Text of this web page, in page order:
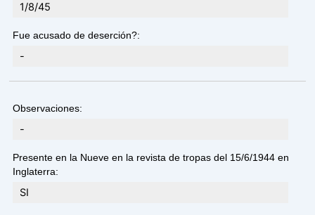
1/8/45
Fue acusado de deserción?:
-
Observaciones:
-
Presente en la Nueve en la revista de tropas del 15/6/1944 en
Inglaterra:
SI